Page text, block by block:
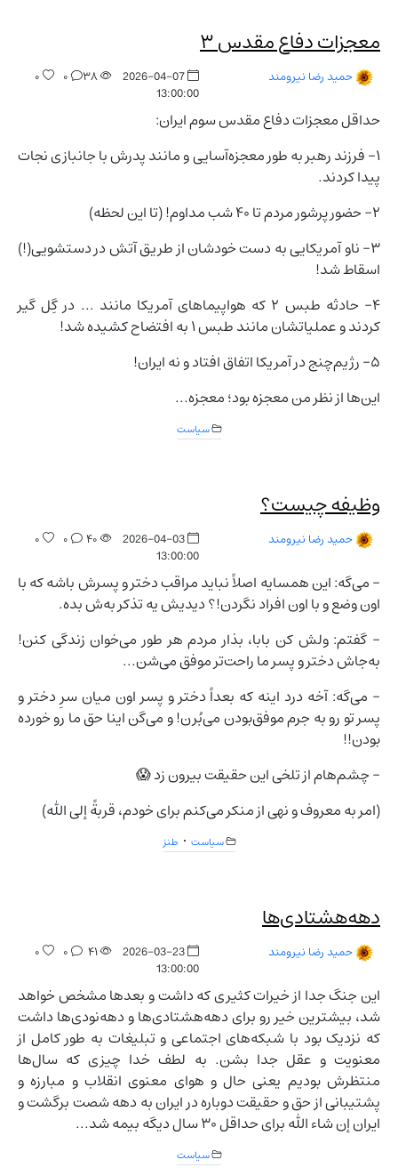
معجزات دفاع مقدس ۳
حمید رضا نیرومند
2026-04-07
13:00:00
۳۸ ۰ ۰
حداقل معجزات دفاع مقدس سوم ایران:
۱- فرزند رهبر به طور معجزه‌آسایی و مانند پدرش با جانبازی نجات
پیدا کردند.
۲- حضور پرشور مردم تا ۴۰ شب مداوم! (تا این لحظه)
۳- ناو آمریکایی به دست خودشان از طریق آتش در دستشویی(!)
اسقاط شد!
۴- حادثه طبس ۲ که هواپیماهای آمریکا مانند ... در گِل گیر
کردند و عملیاتشان مانند طبس ۱ به افتضاح کشیده شد!
۵- رژیم‌چنج در آمریکا اتفاق افتاد و نه ایران!
این‌ها از نظر من معجزه بود؛ معجزه...
سیاست
وظیفه چیست؟
حمید رضا نیرومند
2026-04-03
13:00:00
۴۰ ۰ ۰
- می‌گه: این همسایه اصلاً نباید مراقب دختر و پسرش باشه که با
اون وضع و با اون افراد نگردن!؟ دیدیش یه تذکر به‌ش بده.
- گفتم: ولش کن بابا، بذار مردم هر طور می‌خوان زندگی کنن!
به‌جاش دختر و پسر ما راحت‌تر موفق می‌شن...
- می‌گه: آخه درد اینه که بعداً دختر و پسر اون میان سرِ دختر و
پسر تو رو به جرم موفق‌بودن می‌بُرن! و می‌گن اینا حق ما رو خورده
بودن!!
- چشم‌هام از تلخی این حقیقت بیرون زد 😱
(امر به معروف و نهی از منکر می‌کنم برای خودم، قربةً إلی الله)
سیاست طنز
دهه‌هشتادی‌ها
حمید رضا نیرومند
2026-03-23
13:00:00
۴۱ ۰ ۰
این جنگ جدا از خیرات کثیری که داشت و بعدها مشخص خواهد
شد، بیشترین خیر رو برای دهه‌هشتادی‌ها و دهه‌نودی‌ها داشت
که نزدیک بود با شبکه‌های اجتماعی و تبلیغات به طور کامل از
معنویت و عقل جدا بشن. به لطف خدا چیزی که سال‌ها
منتظرش بودیم یعنی حال و هوای معنوی انقلاب و مبارزه و
پشتیبانی از حق و حقیقت دوباره در ایران به دهه شصت برگشت و
ایران إن شاء الله برای حداقل ۳۰ سال دیگه بیمه شد...
سیاست